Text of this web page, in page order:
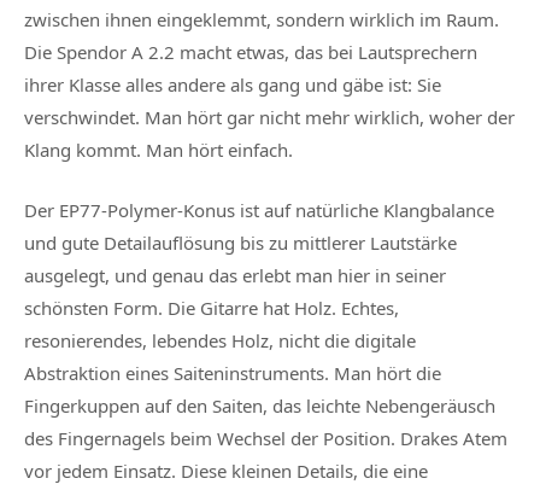
zwischen ihnen eingeklemmt, sondern wirklich im Raum.
Die Spendor A 2.2 macht etwas, das bei Lautsprechern
ihrer Klasse alles andere als gang und gäbe ist: Sie
verschwindet. Man hört gar nicht mehr wirklich, woher der
Klang kommt. Man hört einfach.
Der EP77-Polymer-Konus ist auf natürliche Klangbalance
und gute Detailauflösung bis zu mittlerer Lautstärke
ausgelegt, und genau das erlebt man hier in seiner
schönsten Form. Die Gitarre hat Holz. Echtes,
resonierendes, lebendes Holz, nicht die digitale
Abstraktion eines Saiteninstruments. Man hört die
Fingerkuppen auf den Saiten, das leichte Nebengeräusch
des Fingernagels beim Wechsel der Position. Drakes Atem
vor jedem Einsatz. Diese kleinen Details, die eine